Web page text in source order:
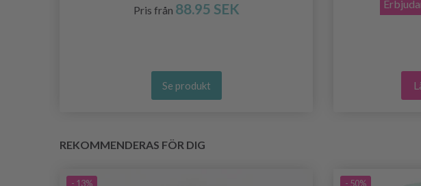
Pris från 88.95 SEK
Se produkt
REKOMMENDERAS FÖR DIG
- 13% - 50%